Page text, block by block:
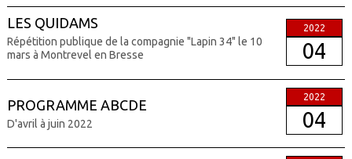
LES QUIDAMS
Répétition publique de la compagnie "Lapin 34" le 10
mars à Montrevel en Bresse
2022
04
PROGRAMME ABCDE
D'avril à juin 2022
2022
04